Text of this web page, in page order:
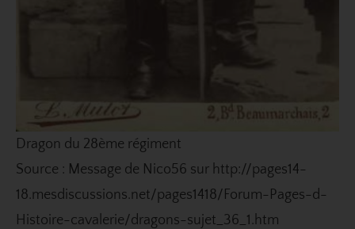
Dragon du 28ème régiment
Source : Message de Nico56 sur http://pages14-
18.mesdiscussions.net/pages1418/Forum-Pages-d-
Histoire-cavalerie/dragons-sujet_36_1.htm